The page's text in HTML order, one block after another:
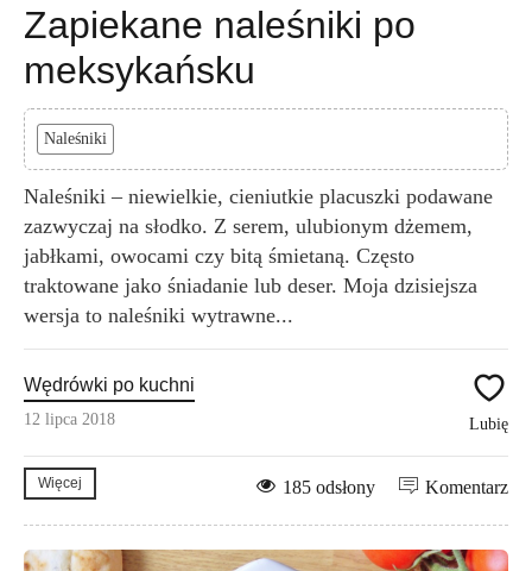
Zapiekane naleśniki po
meksykańsku
Naleśniki
Naleśniki – niewielkie, cieniutkie placuszki podawane
zazwyczaj na słodko. Z serem, ulubionym dżemem,
jabłkami, owocami czy bitą śmietaną. Często
traktowane jako śniadanie lub deser. Moja dzisiejsza
wersja to naleśniki wytrawne...
Wędrówki po kuchni
12 lipca 2018 Lubię
Więcej Komentarz
185 odsłony